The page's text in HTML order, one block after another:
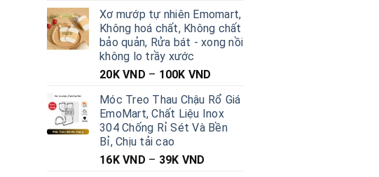
Xơ mướp tự nhiên Emomart,
Không hoá chất, Không chất
bảo quản, Rửa bát - xong nồi
không lo trầy xước
20K VND – 100K VND
Móc Treo Thau Chậu Rổ Giá
EmoMart, Chất Liệu Inox
304 Chống Rỉ Sét Và Bền
Bỉ, Chịu tải cao
16K VND – 39K VND